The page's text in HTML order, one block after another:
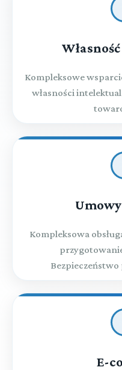
Kompleksowe
własności
Kompleksowa
E-